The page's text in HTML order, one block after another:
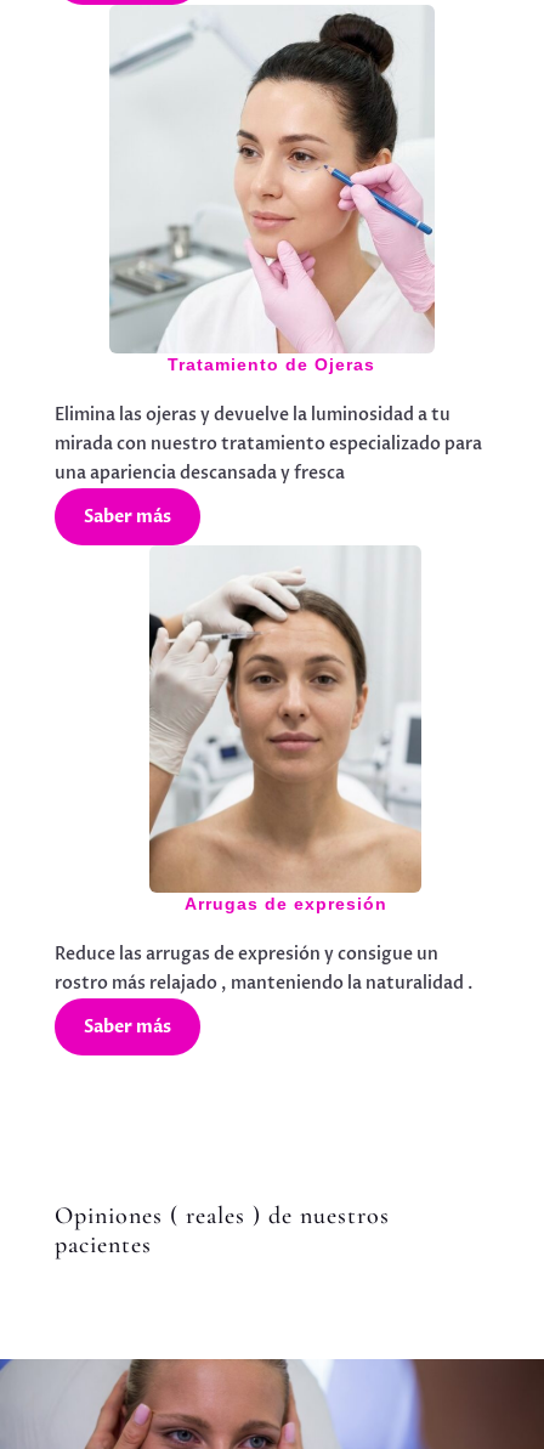
Tratamiento de Ojeras
Elimina las ojeras y devuelve la luminosidad a tu
mirada con nuestro tratamiento especializado para
una apariencia descansada y fresca
Saber más
Arrugas de expresión
Reduce las arrugas de expresión y consigue un
rostro más relajado , manteniendo la naturalidad .
Saber más
Opiniones ( reales ) de nuestros
pacientes